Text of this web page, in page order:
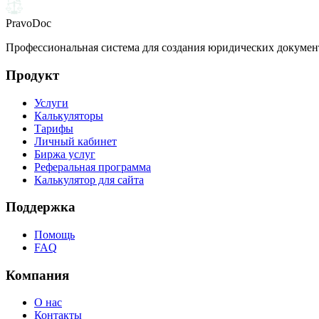
PravoDoc
Профессиональная система для создания юридических
Продукт
Услуги
Калькуляторы
Тарифы
Личный кабинет
Биржа услуг
Реферальная программа
Калькулятор для сайта
Поддержка
Помощь
FAQ
Компания
О нас
Контакты